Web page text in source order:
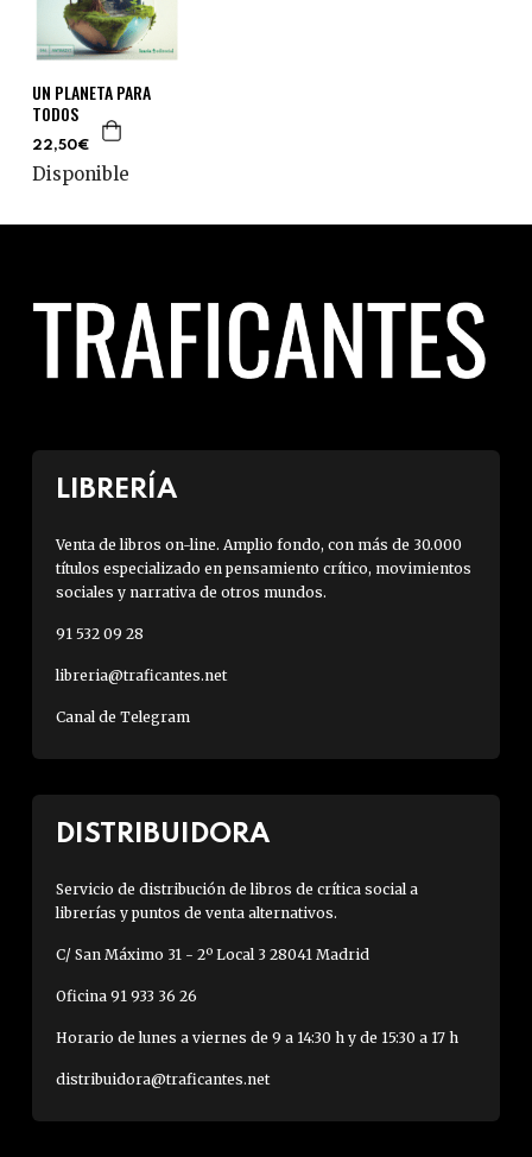
UN PLANETA PARA
TODOS
22,50€
Disponible
LIBRERÍA
Venta de libros on-line. Amplio fondo, con más de 30.000
títulos especializado en pensamiento crítico, movimientos
sociales y narrativa de otros mundos.
91 532 09 28
libreria@traficantes.net
Canal de Telegram
DISTRIBUIDORA
Servicio de distribución de libros de crítica social a
librerías y puntos de venta alternativos.
C/ San Máximo 31 - 2º Local 3 28041 Madrid
Oficina 91 933 36 26
Horario de lunes a viernes de 9 a 14:30 h y de 15:30 a 17 h
distribuidora@traficantes.net